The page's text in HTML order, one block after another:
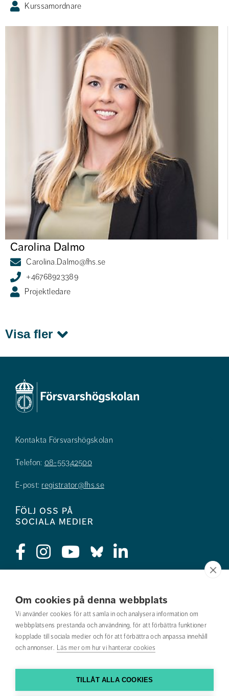
Om cookies på denna webbplats
Vi använder cookies för att samla in och analysera information om
webbplatsens prestanda och användning, för att förbättra funktioner
kopplade till sociala medier och för att förbättra och anpassa innehåll
och annonser. Läs mer om hur vi hanterar cookies
TILLÅT ALLA COOKIES
Kurssamordnare
Carolina Dalmo
Carolina.Dalmo@fhs.se
+46768923389
Projektledare
Visa fler
Kontakta Försvarshögskolan
Telefon: 08-55342500
E-post: registrator@fhs.se
Följ oss på
sociala medier
Jobba hos oss
Nyhetsbrev
Om webbplatsen